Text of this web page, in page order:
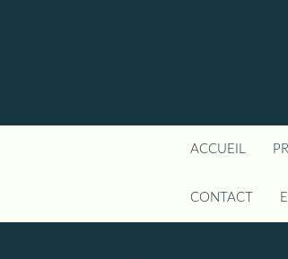
ACCUEIL
CONTACT